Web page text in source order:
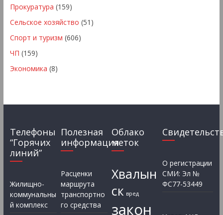
Прокуратура (159)
Сельское хозяйство (51)
Спорт и туризм (606)
ЧП (159)
Экономика (8)
Телефоны
“Горячих
линий”
Жилищно-
коммунальны
й комплекс
Полезная
информация
Расценки
маршрута
транспортно
го средства
Облако
меток
Хвалын
ск вред
закон
О регистрации
СМИ: Эл №
ФС77-53449